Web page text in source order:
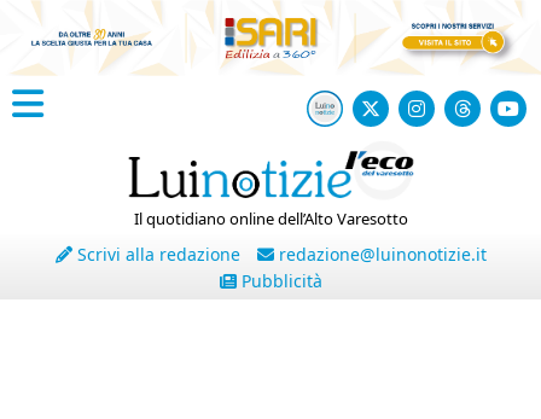
Il quotidiano online dell’Alto Varesotto
Scrivi alla redazione
redazione@luinonotizie.it
Pubblicità